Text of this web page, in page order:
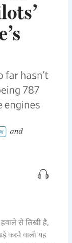
हवाले से लिखी है,
करने वाली यह